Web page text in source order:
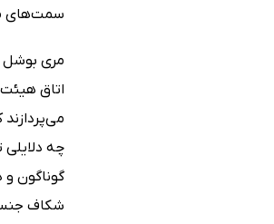
سمت‌های
چه
گوناگون
شکاف